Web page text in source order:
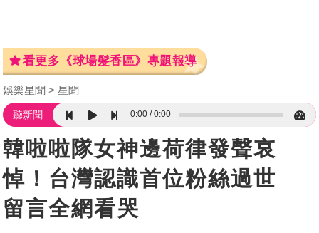
看更多《球場髮香區》專題報導
娛樂星聞 星聞
聽新聞 0:00 0:00
韓啦啦隊女神邊荷律發聲哀
悼！台灣認識首位粉絲過世
留言全網看哭